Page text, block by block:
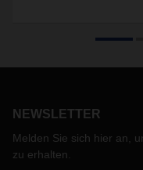
NEWSLETTER
Melden Sie sich hier an,
zu erhalten.